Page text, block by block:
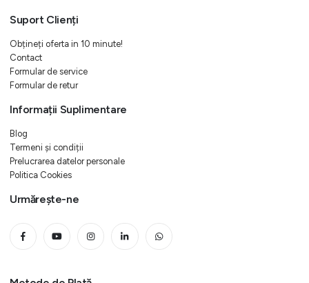
Suport Clienți
Obțineți oferta in 10 minute!
Contact
Formular de service
Formular de retur
Informații Suplimentare
Blog
Termeni și condiții
Prelucrarea datelor personale
Politica Cookies
Urmărește-ne